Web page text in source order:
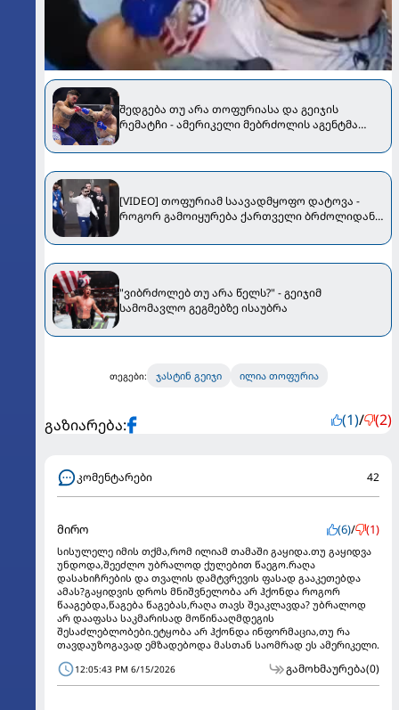
შედგება თუ არა თოფურიასა და გეიჯის
რემატჩი - ამერიკელი მებრძოლის აგენტმა
[VIDEO] თოფურიამ საავადმყოფო დატოვა -
როგორ გამოიყურება ქართველი ბრძოლიდან
"ვიბრძოლებ თუ არა წელს?" - გეიჯიმ
სამომავლო გეგმებზე ისაუბრა
თეგები: ჯასტინ გეიჯი ილია თოფურია
გაზიარება: (1)/ (2)
კომენტარები 42
მირო (6)/ (1)
სისულელე იმის თქმა,რომ ილიამ თამაში გაყიდა.თუ გაყიდვა
უნდოდა,შეეძლო უბრალოდ ქულებით წაეგო.რაღა
დასახიჩრების და თვალის დამტვრევის ფასად გააკეთებდა
ამას?გაყიდვის დროს მნიშვნელობა არ ჰქონდა როგორ
წააგებდა,წაგება წაგებას,რაღა თავს შეაკლავდა? უბრალოდ
არ დააფასა საკმარისად მოწინააღმდეგის
შესაძლებლობები.ეტყობა არ ჰქონდა ინფორმაცია,თუ რა
თავდაუზოგავად ემზადებოდა მასთან საომრად ეს ამერიკელი.
12:05:43 PM 6/15/2026 გამოხმაურება(0)